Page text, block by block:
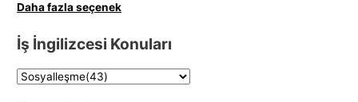
Daha fazla seçenek
İş İngilizcesi Konuları